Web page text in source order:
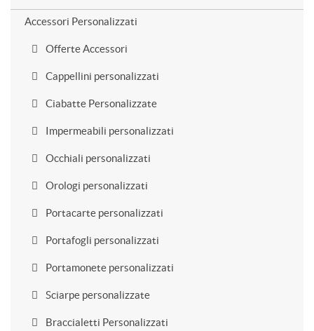
Accessori Personalizzati
Offerte Accessori
Cappellini personalizzati
Ciabatte Personalizzate
Impermeabili personalizzati
Occhiali personalizzati
Orologi personalizzati
Portacarte personalizzati
Portafogli personalizzati
Portamonete personalizzati
Sciarpe personalizzate
Braccialetti Personalizzati